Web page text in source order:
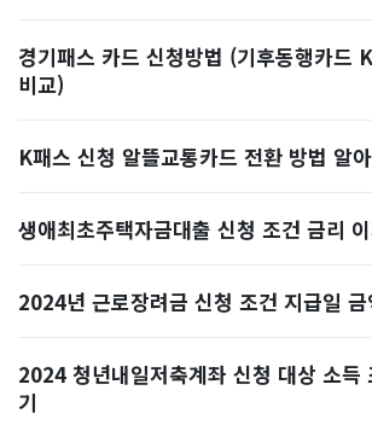
경기패스 카드 신청방법 (기후동행카드
비교)
K패스 신청 알뜰교통카드 전환 방법 알
생애최초주택자금대출 신청 조건 금리
2024년 근로장려금 신청 조건 지급일
2024 청년내일저축계좌 신청 대상 소득
기